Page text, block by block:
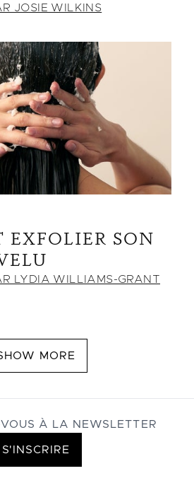
JOSIE WILKINS
EXFOLIER SON
LYDIA WILLIAMS-GRANT
MORE
VOUS À LA NEWSLETTER
S'INSCRIRE